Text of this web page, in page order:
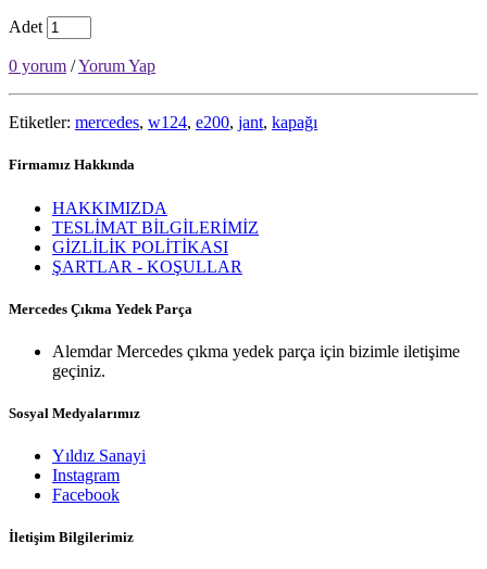
Adet
0 yorum /Yorum Yap
Etiketler: mercedes, w124, e200, jant, kapağı
Firmamız Hakkında
HAKKIMIZDA
TESLİMAT BİLGİLERİMİZ
GİZLİLİK POLİTİKASI
ŞARTLAR - KOŞULLAR
Mercedes Çıkma Yedek Parça
Alemdar Mercedes çıkma yedek parça için bizimle iletişime
geçiniz.
Sosyal Medyalarımız
Yıldız Sanayi
Instagram
Facebook
İletişim Bilgilerimiz